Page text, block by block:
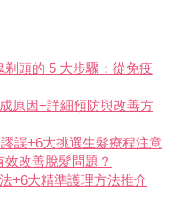
剃頭的 5 大步驟：從免疫
原因+詳細預防與改善方
誤+6大挑選生髮療程注意
改善脫髮問題？
+6大精準護理方法推介